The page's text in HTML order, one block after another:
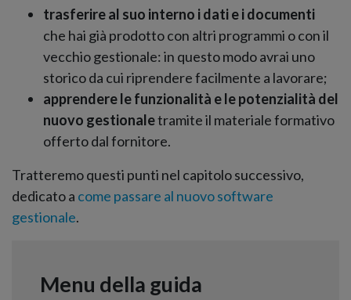
trasferire al suo interno i dati e i documenti
che hai già prodotto con altri programmi o con il
vecchio gestionale: in questo modo avrai uno
storico da cui riprendere facilmente a lavorare;
apprendere le funzionalità e le potenzialità del
nuovo gestionaletramite il materiale formativo
offerto dal fornitore.
Tratteremo questi punti nel capitolo successivo,
dedicato a come passare al nuovo software
gestionale.